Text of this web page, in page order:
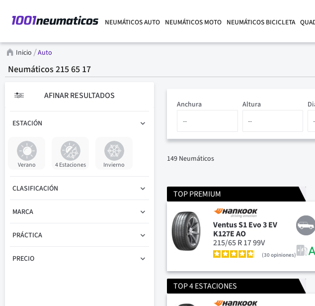
NEUMÁTICOS AUTO NEUMÁTICOS MOTO NEUMÁTICOS BICICLETA
Inicio Auto
Neumáticos 215 65 17
Altura
Anchura
149 Neumáticos
TOP PREMIUM
Ventus S1 Evo 3 EV
K127E AO
215/65 R 17 99V
30opiniones
TOP 4 ESTACIONES
AFINAR RESULTADOS
ESTACIÓN
Verano 4 Estaciones Invierno
CLASIFICACIÓN
MARCA
PRÁCTICA
PRECIO